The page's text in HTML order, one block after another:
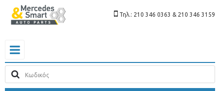
Τηλ.: 210 346 0363 & 210 346 3159